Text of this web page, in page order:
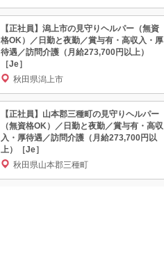
【正社員】潟上市の見守りヘルパー（無資
格OK）／日勤と夜勤／賞与有・高収入・厚
待遇／訪問介護（月給273,700円以上）
［Je］
秋田県潟上市
【正社員】山本郡三種町の見守りヘルパー
（無資格OK）／日勤と夜勤／賞与有・高収
入・厚待遇／訪問介護（月給273,700円以
上）［Je］
秋田県山本郡三種町